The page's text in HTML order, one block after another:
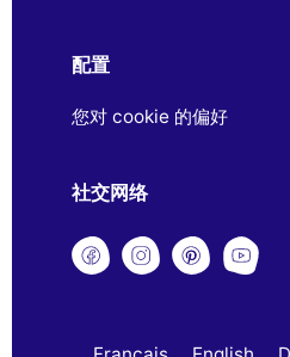
配置
您对 cookie 的偏好
社交网络